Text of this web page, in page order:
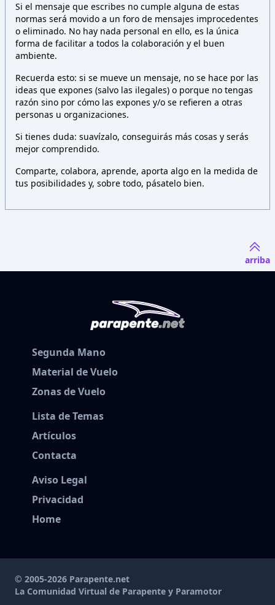
Si el mensaje que escribes no cumple alguna de estas
normas será movido a un foro de mensajes improcedentes
o eliminado. No hay nada personal en ello, es la única
forma de facilitar a todos la colaboración y el buen
ambiente.
Recuerda esto: si se mueve un mensaje, no se hace por las
ideas que expones (salvo las ilegales) o porque no tengas
razón sino por cómo las expones y/o se refieren a otras
personas u organizaciones.
Si tienes duda: suavízalo, conseguirás más cosas y serás
mejor comprendido.
Comparte, colabora, aprende, aporta algo en la medida de
tus posibilidades y, sobre todo, pásatelo bien.
arriba
Segunda Mano
Material de Vuelo
Zonas de Vuelo
Lista de Temas
Artículos
Contacta
Aviso Legal
Privacidad
Home
© 2005-2026 Parapente.net
La Comunidad Virtual de Parapente y Paramotor